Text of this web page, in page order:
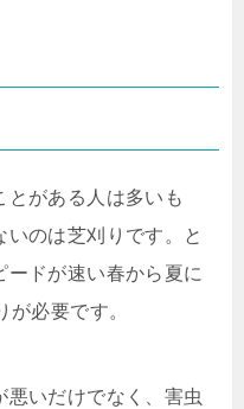
とがある人は多いも
のは芝刈りです。と
ードが速い春から夏に
が必要です。
悪いだけでなく、害虫